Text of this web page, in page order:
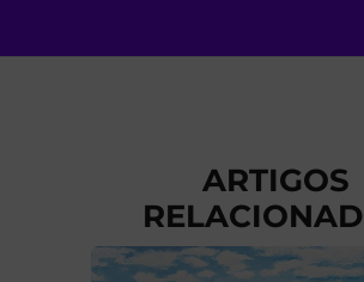
ARTIGOS